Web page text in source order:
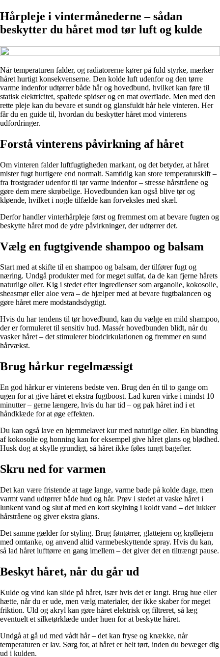
Hårpleje i vintermånederne – sådan
beskytter du håret mod tør luft og kulde
Når temperaturen falder, og radiatorerne kører på fuld styrke, mærker
håret hurtigt konsekvenserne. Den kolde luft udenfor og den tørre
varme indenfor udtørrer både hår og hovedbund, hvilket kan føre til
statisk elektricitet, spaltede spidser og en mat overflade. Men med den
rette pleje kan du bevare et sundt og glansfuldt hår hele vinteren. Her
får du en guide til, hvordan du beskytter håret mod vinterens
udfordringer.
Forstå vinterens påvirkning af håret
Om vinteren falder luftfugtigheden markant, og det betyder, at håret
mister fugt hurtigere end normalt. Samtidig kan store temperaturskift –
fra frostgrader udenfor til tør varme indenfor – stresse hårstråene og
gøre dem mere skrøbelige. Hovedbunden kan også blive tør og
kløende, hvilket i nogle tilfælde kan forveksles med skæl.
Derfor handler vinterhårpleje først og fremmest om at bevare fugten og
beskytte håret mod de ydre påvirkninger, der udtørrer det.
Vælg en fugtgivende shampoo og balsam
Start med at skifte til en shampoo og balsam, der tilfører fugt og
næring. Undgå produkter med for meget sulfat, da de kan fjerne hårets
naturlige olier. Kig i stedet efter ingredienser som arganolie, kokosolie,
sheasmør eller aloe vera – de hjælper med at bevare fugtbalancen og
gøre håret mere modstandsdygtigt.
Hvis du har tendens til tør hovedbund, kan du vælge en mild shampoo,
der er formuleret til sensitiv hud. Massér hovedbunden blidt, når du
vasker håret – det stimulerer blodcirkulationen og fremmer en sund
hårvækst.
Brug hårkur regelmæssigt
En god hårkur er vinterens bedste ven. Brug den én til to gange om
ugen for at give håret et ekstra fugtboost. Lad kuren virke i mindst 10
minutter – gerne længere, hvis du har tid – og pak håret ind i et
håndklæde for at øge effekten.
Du kan også lave en hjemmelavet kur med naturlige olier. En blanding
af kokosolie og honning kan for eksempel give håret glans og blødhed.
Husk dog at skylle grundigt, så håret ikke føles tungt bagefter.
Skru ned for varmen
Det kan være fristende at tage lange, varme bade på kolde dage, men
varmt vand udtørrer både hud og hår. Prøv i stedet at vaske håret i
lunkent vand og slut af med en kort skylning i koldt vand – det lukker
hårstråene og giver ekstra glans.
Det samme gælder for styling. Brug føntørrer, glattejern og krøllejern
med omtanke, og anvend altid varmebeskyttende spray. Hvis du kan,
så lad håret lufttørre en gang imellem – det giver det en tiltrængt pause.
Beskyt håret, når du går ud
Kulde og vind kan slide på håret, især hvis det er langt. Brug hue eller
hætte, når du er ude, men vælg materialer, der ikke skaber for meget
friktion. Uld og akryl kan gøre håret elektrisk og filtreret, så læg
eventuelt et silketørklæde under huen for at beskytte håret.
Undgå at gå ud med vådt hår – det kan fryse og knække, når
temperaturen er lav. Sørg for, at håret er helt tørt, inden du bevæger dig
ud i kulden.